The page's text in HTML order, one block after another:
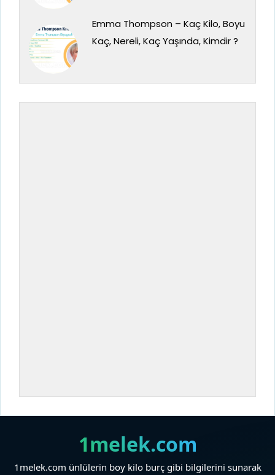
Emma Thompson – Kaç Kilo, Boyu
Kaç, Nereli, Kaç Yaşında, Kimdir ?
1melek.com
1melek.com ünlülerin boy kilo burç gibi bilgilerini sunarak